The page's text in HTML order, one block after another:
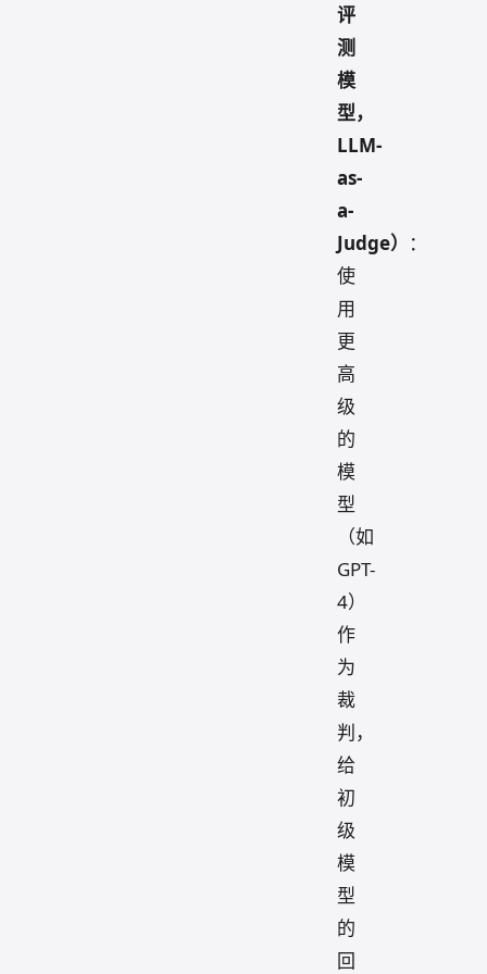
评
测
模
型，
LLM-
as-
a-
Judge）
：
使
用
更
高
级
的
模
型
（如
GPT-
4）
作
为
裁
判，
给
初
级
模
型
的
回